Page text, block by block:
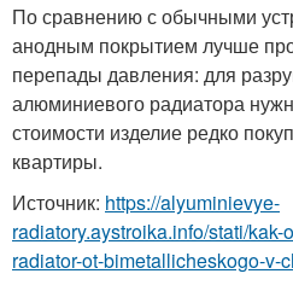
По сравнению с обычными
анодным покрытием лучше
перепады давления: для
алюминиевого радиатора
стоимости изделие редко
квартиры.
Источник: https://alyuminievye-
radiatory.aystroika.info/stati/
radiator-ot-bimetallicheskogo-v-